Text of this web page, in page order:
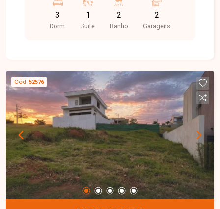
supermercados, escolas, farmácias e diversos
comércios e serviços, proporcionando
praticidade e qualidade de vida para toda a
sendo 01 suíte, banheiro social, cozinha, área
gourmet e 02 vagas de garagem. Os ambientes
são bem distribuídos, oferecendo conforto,
funcionalidade e excelente aproveitamento dos
espaços. Esta é uma excelente oportunidade
para quem busca um imóvel moderno, com área
gourmet e ótima localização no bairro Novo
Mundo. Agende uma visita e venha conhecer
todos os detalhes desta casa.
3
Dorm.
1
Suite
2
Banho
2
Garagens
Cód. 52576